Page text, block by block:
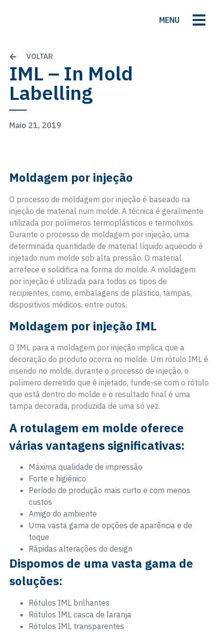
MENU
VOLTAR
IML – In Mold
Labelling
Maio 21, 2019
Moldagem por injeção
O processo de moldagem por injeção é baseado na
injeção de material num molde. A técnica é geralmente
utilizada por polímeros termoplásticos e termofixos.
Durante o processo de moldagem por injeção, uma
determinada quantidade de material líquido aquecido é
injetado num molde sob alta pressão. O material
arrefece e solidifica na forma do molde. A moldagem
por injeção é utilizada para todos os tipos de
recipientes, como, embalagens de plástico, tampas,
dispositivos médicos, entre outos.
Moldagem por injeção IML
O IML para a moldagem por injeção implica que a
decoração do produto ocorra no molde. Um rótulo IML é
inserido no molde, durante o processo de injeção, o
polímero derretido que é injetado, funde-se com o rótulo
que está dentro do molde e o resultado final é uma
tampa decorada, produzida de uma só vez.
A rotulagem em molde oferece
várias vantagens significativas:
Máxima qualidade de impressão
Forte e higiénico
Período de produção mais curto e com menos
custos
Amigo do ambiente
Uma vasta gama de opções de aparência e de
toque
Rápidas alterações do design
Dispomos de uma vasta gama de
soluções:
Rótulos IML brilhantes
Rótulos IML casca de laranja
Rótulos IML transparentes